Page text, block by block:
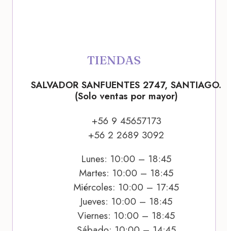
TIENDAS
SALVADOR SANFUENTES 2747, SANTIAGO.
(Solo ventas por mayor)
+56 9 45657173
+56 2 2689 3092
Lunes: 10:00 – 18:45
Martes: 10:00 – 18:45
Miércoles: 10:00 – 17:45
Jueves: 10:00 – 18:45
Viernes: 10:00 – 18:45